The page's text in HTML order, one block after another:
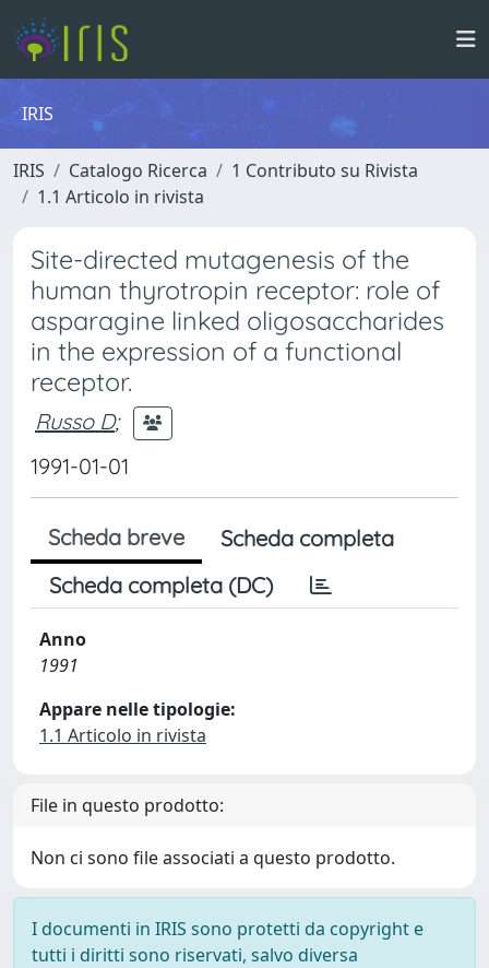
IRIS
IRIS Catalogo Ricerca
1 Contributo su Rivista
1.1 Articolo in rivista
Site-directed mutagenesis of the
human thyrotropin receptor: role of
asparagine linked oligosaccharides
in the expression of a functional
receptor.
Russo D;
1991-01-01
Scheda breve
Scheda completa
Scheda completa (DC)
Anno
1991
Appare nelle tipologie:
1.1 Articolo in rivista
File in questo prodotto:
Non ci sono file associati a questo prodotto.
I documenti in IRIS sono protetti da copyright e
tutti i diritti sono riservati, salvo diversa